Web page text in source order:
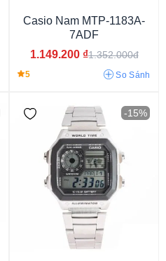
Casio G-Shock Casio Baby-G
Casio MTP
Casio LTP
Casio Nam MTP-1183A-
7ADF
1.149.200 ₫1.352.000đ
5 So Sánh
-15%